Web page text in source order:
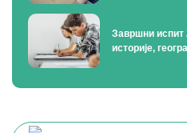
Завршни
историје,